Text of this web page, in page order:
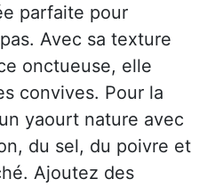
parfaite pour
Avec sa texture
onctueuse, elle
convives. Pour la
yaourt nature avec
du sel, du poivre et
Ajoutez des